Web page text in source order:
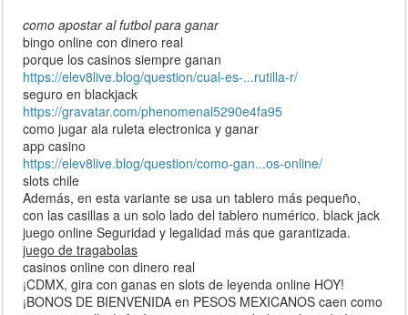
como apostar al futbol para ganar
bingo online con dinero real
porque los casinos siempre ganan
https://elev8live.blog/question/cual-es-...rutilla-r/
seguro en blackjack
https://gravatar.com/phenomenal5290e4fa95
como jugar ala ruleta electronica y ganar
app casino
https://elev8live.blog/question/como-gan...os-online/
slots chile
Además, en esta variante se usa un tablero más pequeño,
con las casillas a un solo lado del tablero numérico. black jack
juego online Seguridad y legalidad más que garantizada.
juego de tragabolas
casinos online con dinero real
¡CDMX, gira con ganas en slots de leyenda online HOY!
¡BONOS DE BIENVENIDA en PESOS MEXICANOS caen como